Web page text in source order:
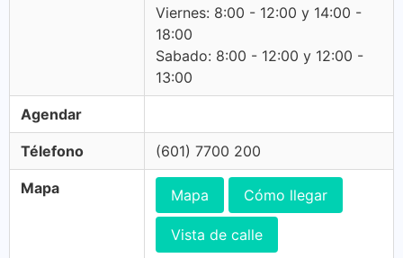
Viernes: 8:00 - 12:00 y 14:00 -
18:00
Sabado: 8:00 - 12:00 y 12:00 -
13:00
Agendar
Télefono (601) 7700 200
Mapa Mapa Cómo llegar
Vista de calle